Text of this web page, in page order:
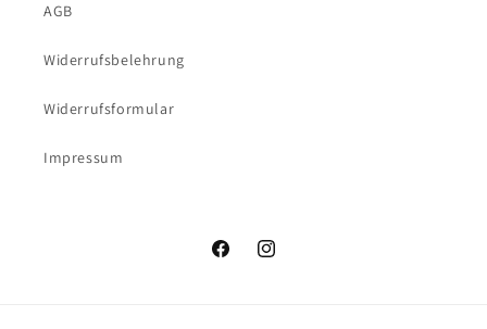
AGB
Widerrufsbelehrung
Widerrufsformular
Impressum
FacebookInstagram